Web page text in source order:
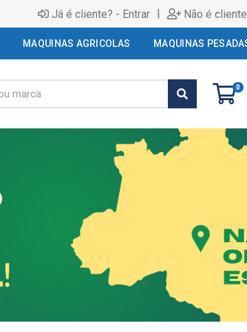
Já é cliente? - Entrar | Não é
MAQUINAS AGRICOLAS MAQUINAS
0